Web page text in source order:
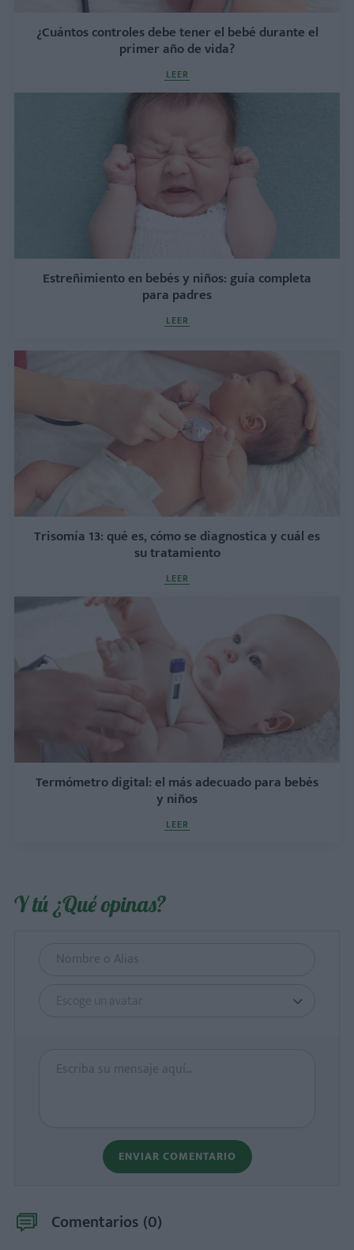
¿Cuántos controles debe tener el bebé durante el
primer año de vida?
LEER
Estreñimiento en bebés y niños: guía completa
para padres
LEER
Trisomía 13: qué es, cómo se diagnostica y cuál es
su tratamiento
LEER
Termómetro digital: el más adecuado para bebés
y niños
LEER
Y tú ¿Qué opinas?
Escoge un avatar
ENVIAR COMENTARIO
Comentarios (0)